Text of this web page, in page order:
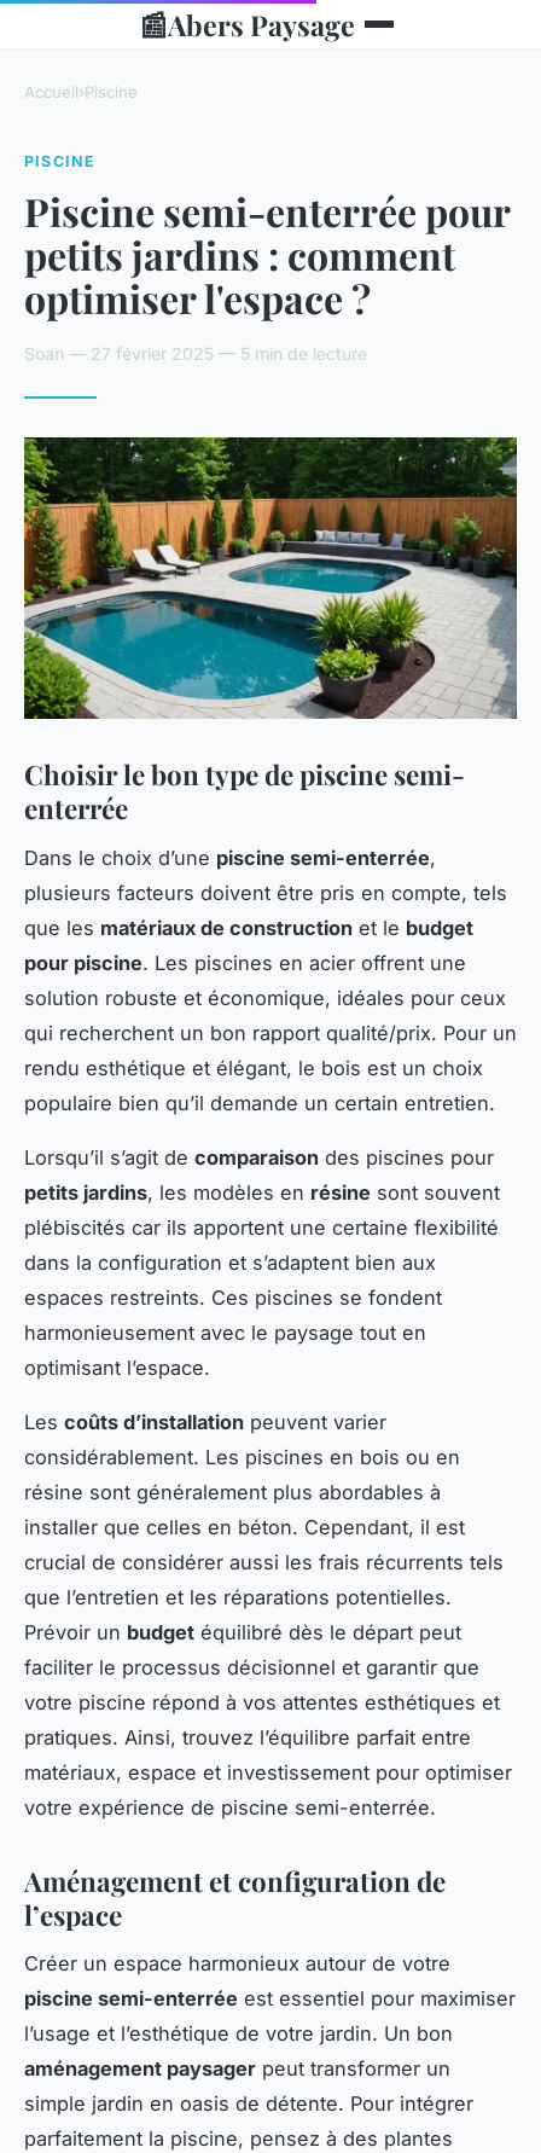
📰Abers Paysage
Accueil›Piscine
PISCINE
Piscine semi-enterrée pour
petits jardins : comment
optimiser l'espace ?
Soan — 27 février 2025 — 5 min de lecture
Choisir le bon type de piscine semi-
enterrée
Dans le choix d’une piscine semi-enterrée,
plusieurs facteurs doivent être pris en compte, tels
que les matériaux de construction et le budget
pour piscine. Les piscines en acier offrent une
solution robuste et économique, idéales pour ceux
qui recherchent un bon rapport qualité/prix. Pour un
rendu esthétique et élégant, le bois est un choix
populaire bien qu’il demande un certain entretien.
Lorsqu’il s’agit de comparaison des piscines pour
petits jardins, les modèles en résine sont souvent
plébiscités car ils apportent une certaine flexibilité
dans la configuration et s’adaptent bien aux
espaces restreints. Ces piscines se fondent
harmonieusement avec le paysage tout en
optimisant l’espace.
Les coûts d’installation peuvent varier
considérablement. Les piscines en bois ou en
résine sont généralement plus abordables à
installer que celles en béton. Cependant, il est
crucial de considérer aussi les frais récurrents tels
que l’entretien et les réparations potentielles.
Prévoir un budget équilibré dès le départ peut
faciliter le processus décisionnel et garantir que
votre piscine répond à vos attentes esthétiques et
pratiques. Ainsi, trouvez l’équilibre parfait entre
matériaux, espace et investissement pour optimiser
votre expérience de piscine semi-enterrée.
Aménagement et configuration de
l’espace
Créer un espace harmonieux autour de votre
piscine semi-enterrée est essentiel pour maximiser
l’usage et l’esthétique de votre jardin. Un bon
aménagement paysager peut transformer un
simple jardin en oasis de détente. Pour intégrer
parfaitement la piscine, pensez à des plantes